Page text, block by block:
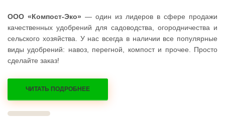
ООО «Компост-Эко» — один из лидеров в сфере продажи
качественных удобрений для садоводства, огородничества и
сельского хозяйства. У нас всегда в наличии все популярные
виды удобрений: навоз, перегной, компост и прочее. Просто
сделайте заказ!
ЧИТАТЬ ПОДРОБНЕЕ